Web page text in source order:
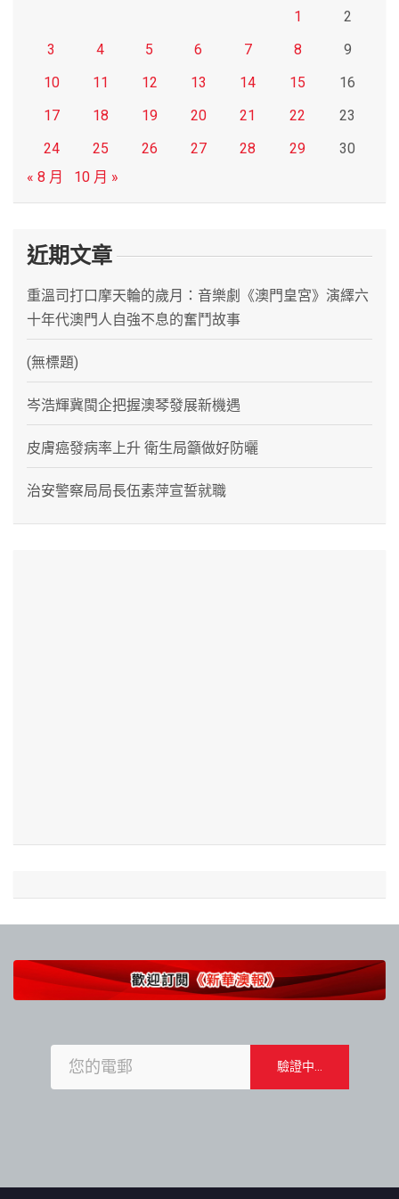
1
2
3
4 5 6 7 8
9
10
11 12 13 14 15
16
17
18 19 20 21 22
23
24
25 26 27 28 29
30
« 8 月
10 月 »
近期文章
重溫司打口摩天輪的歲月：音樂劇《澳門皇宮》演繹六
十年代澳門人自強不息的奮鬥故事
(無標題)
岑浩輝冀閩企把握澳琴發展新機遇
皮膚癌發病率上升 衛生局籲做好防曬
治安警察局局長伍素萍宣誓就職